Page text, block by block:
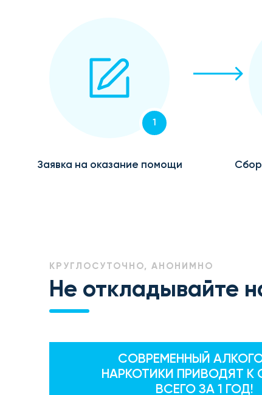
1
Заявка на оказание помощи
КРУГЛОСУТОЧНО, АНОНИМНО
Не откладывайте
СОВРЕМЕННЫЙ
НАРКОТИКИ ПРИВОДЯТ К
ВСЕГО ЗА 1 ГОД!